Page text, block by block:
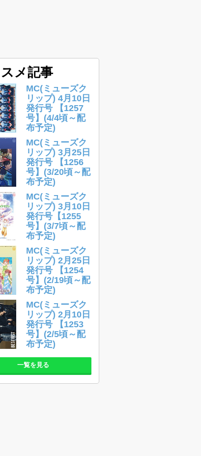
メ記事
MC(ミューズク
リップ) 4月10日
発行号 【1257
号】(4/4頃～配
布予定)
MC(ミューズク
リップ) 3月25日
発行号 【1256
号】(3/20頃～配
布予定)
MC(ミューズク
リップ) 3月10日
発行号【1255
号】(3/7頃～配
布予定)
MC(ミューズク
リップ) 2月25日
発行号 【1254
号】(2/19頃～配
布予定)
MC(ミューズク
リップ) 2月10日
発行号 【1253
号】(2/5頃～配
布予定)
一覧を見る